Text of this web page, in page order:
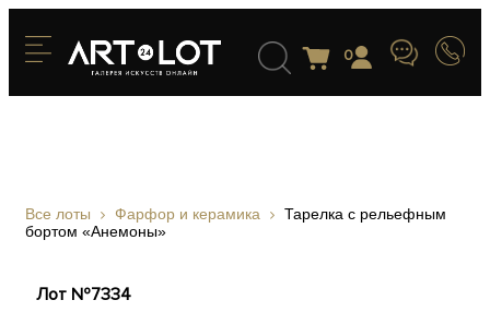
0
Все лоты Фарфор и керамика
Тарелка с рельефным
бортом «Анемоны»
Лот №7334